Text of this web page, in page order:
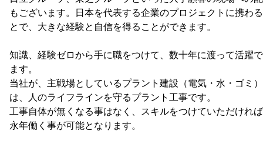
もございます。日本を代表する企業のプロジェクトに携わ
とで、大きな経験と自信を得ることができます。
知識、経験ゼロから手に職をつけて、数十年に渡って活躍
ます。
当社が、主戦場としているプラント建設（電気・水・ゴミ）
は、人のライフラインを守るプラント工事です。
工事自体が無くなる事はなく、スキルをつけていただけれ
永年働く事が可能となります。